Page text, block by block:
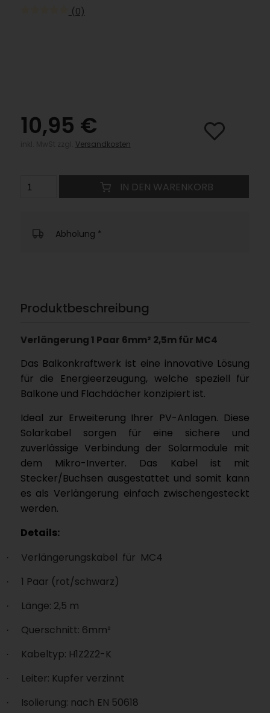
(0)
10,95 €
Versandkosten
IN DEN WARENKORB
Abholung *
Produktbeschreibung
Verlängerung 1 Paar 6mm² 2,5m für MC4
Das Balkonkraftwerk ist eine innovative Lösung
für die Energieerzeugung, welche speziell für
Balkone und Flachdächer konzipiert ist.
Ideal zur Erweiterung Ihrer PV-Anlagen. Diese
Solarkabel sorgen für eine sichere und
zuverlässige Verbindung der Solarmodule mit
dem Mikro-Inverter. Das Kabel ist mit
Stecker/Buchsen ausgestattet und somit kann
es als Verlängerung einfach zwischengesteckt
werden.
Details:
· Verlängerungskabel für MC4
· 1 Paar (rot/schwarz)
· Länge: 2,5 m
· Querschnitt: 6mm²
· Kabeltyp: H1Z2Z2-K
· Leiter: Kupfer verzinnt
· Isolierung: nach EN 50618